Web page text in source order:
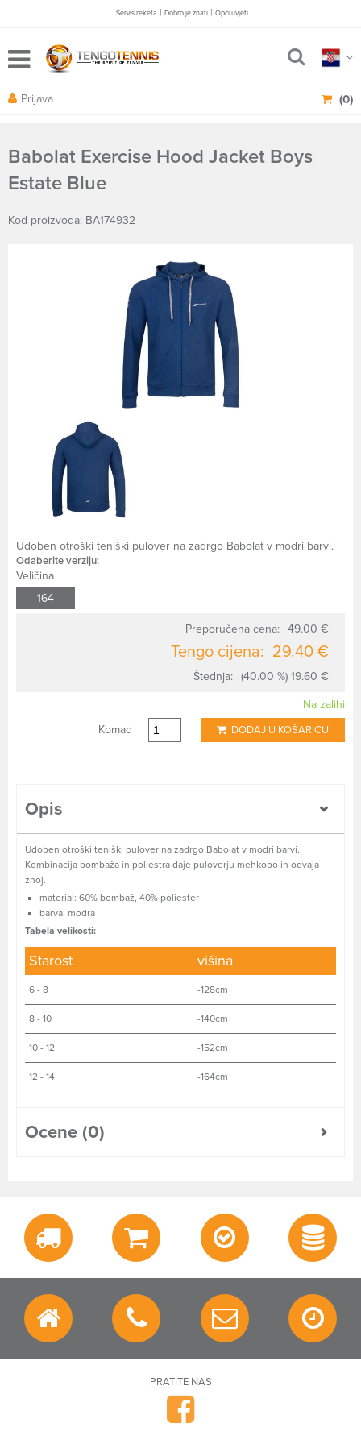
Servis reketa | Dobro je znati | Opči uvjeti
(0)
Prijava
Babolat Exercise Hood Jacket Boys
Estate Blue
Kod proizvoda: BA174932
Udoben otroški teniški pulover na zadrgo Babolat v modri barvi.
Odaberite verziju:
Veličina
164
Preporučena cena: 49.00 €
Tengo cijena: 29.40 €
Štednja: (40.00 %) 19.60 €
Na zalihi
Komad
DODAJ U KOŠARICU
Opis
Udoben otroški teniški pulover na zadrgo Babolat v modri barvi.
Kombinacija bombaža in poliestra daje puloverju mehkobo in odvaja
znoj.
material: 60% bombaž, 40% poliester
barva: modra
Tabela velikosti:
Starost višina
6 - 8 -128cm
8 - 10 -140cm
10 - 12 -152cm
12 - 14 -164cm
Ocene (0)
PRATITE NAS